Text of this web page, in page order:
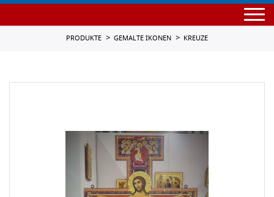
PRODUKTE GEMALTE IKONEN KREUZE